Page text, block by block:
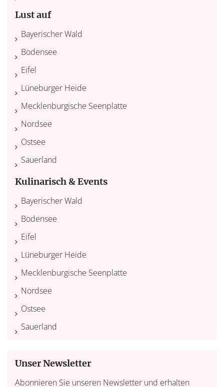
Lust auf
Bayerischer Wald
Bodensee
Eifel
Lüneburger Heide
Mecklenburgische Seenplatte
Nordsee
Ostsee
Sauerland
Kulinarisch & Events
Bayerischer Wald
Bodensee
Eifel
Lüneburger Heide
Mecklenburgische Seenplatte
Nordsee
Ostsee
Sauerland
Unser Newsletter
Abonnieren Sie unseren Newsletter und erhalten